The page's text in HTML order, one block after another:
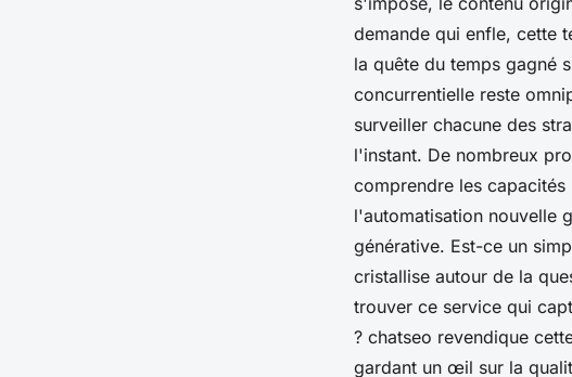
demande qui enfle, cette
la quête du temps gagné
concurrentielle reste
surveiller chacune des
l'instant. De nombreux
comprendre les capacités
l'automatisation nouvelle
générative. Est-ce un
cristallise autour de la
trouver ce service qui
? chatseo revendique
gardant un œil sur la